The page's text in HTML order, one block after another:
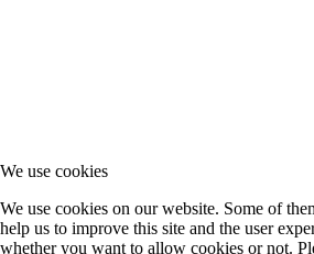
We use cookies
We use cookies on our website. Some of
help us to improve this site and the user
whether you want to allow cookies or not.